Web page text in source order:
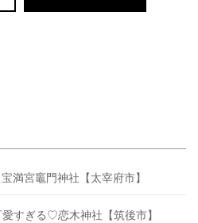
満宮竈門神社【太宰府市】
すぎる♡恋木神社【筑後市】